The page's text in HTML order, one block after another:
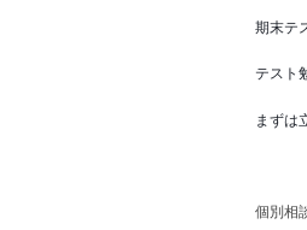
期末テ
テスト
まずは
個別相